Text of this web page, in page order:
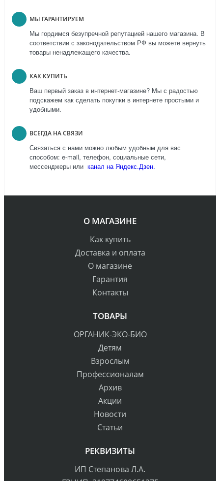
МЫ ГАРАНТИРУЕМ
Мы гордимся безупречной репутацией нашего магазина. В
соответствии с законодательством РФ вы можете вернуть
товары ненадлежащего качества.
КАК КУПИТЬ
Ваш первый заказ в интернет-магазине? Мы с радостью
подскажем как сделать покупки в интернете простыми и
удобными.
ВСЕГДА НА СВЯЗИ
Связаться с нами можно любым удобным для вас
способом: e-mail, телефон, социальные сети,
мессенджеры или канал на Яндекс.Дзен.
О МАГАЗИНЕ
Как купить
Доставка и оплата
О магазине
Гарантия
Контакты
ТОВАРЫ
ОРГАНИК-ЭКО-БИО
Детям
Взрослым
Профессионалам
Архив
Акции
Новости
Статьи
РЕКВИЗИТЫ
ИП Степанова Л.А.